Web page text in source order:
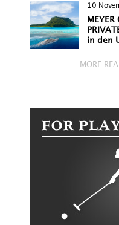
10
in den
MORE